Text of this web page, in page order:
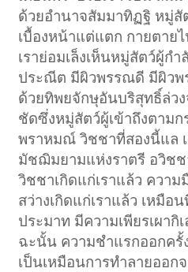
ด้วยอำนาจสัมมาทิฏฐิ หมู่สั
เบื้องหน้าแต่แตก กายตาย
เราย่อมเล็งเห็นหมู่สัตว์ผู้กำ
ประณีต มีผิวพรรณดี มีผิวพ
ด้วยทิพยจักษุอันบริสุทธิ์ล่ว
ชัดซึ่งหมู่สัตว์ผู้เข้าถึงตาม
พราหมณ์ วิชชาที่สองนี้แล
มัชฌิมยามแห่งราตรี อวิชช
วิชชาเกิดแก่เราแล้ว ความ
สว่างเกิดแก่เราแล้ว เหมือ
ประมาท มีความเพียรเผากิ
ฉะนั้น ความชำแรกออกครั้
เป็นเหมือนการทำลายออก